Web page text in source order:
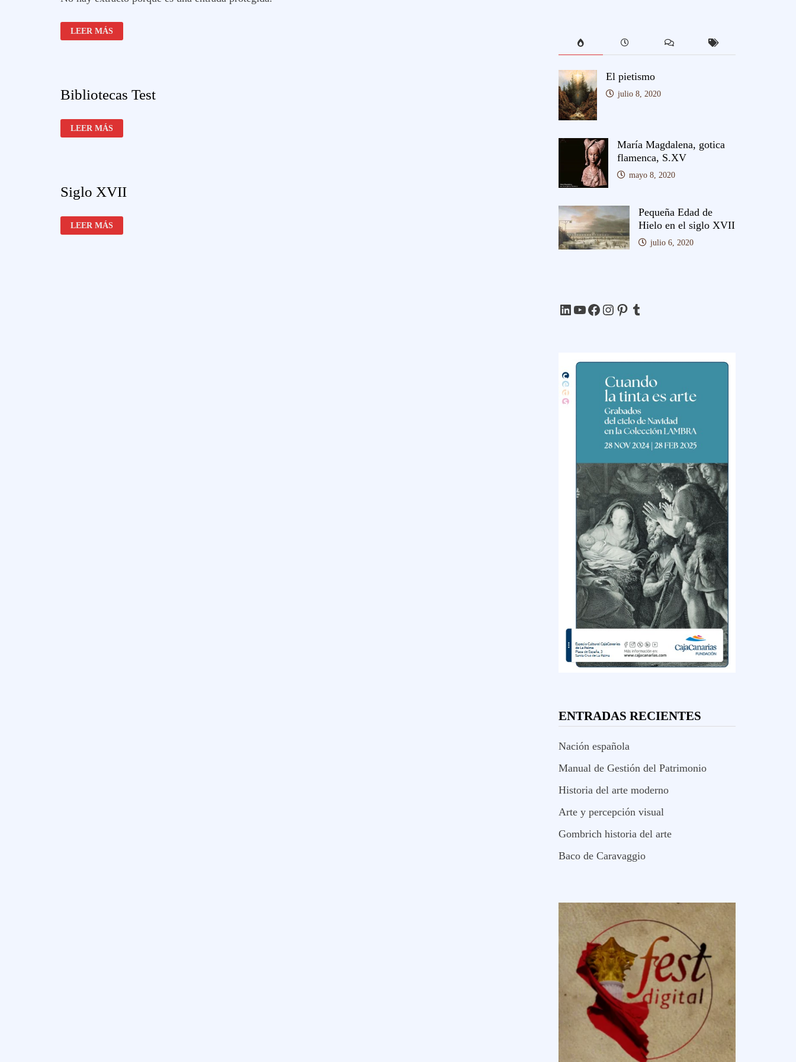
PROTEGIDO:
CATALOGACIÓN
AUTOMÁTICA
LEER MÁS
Bibliotecas Test
BIBLIOTECAS
TEST
LEER MÁS
Siglo XVII
SIGLO
XVII
LEER MÁS
El pietismo
julio 8, 2020
María Magdalena, gotica
flamenca, S.XV
mayo 8, 2020
Pequeña Edad de
Hielo en el siglo XVII
julio 6, 2020
LinkedIn
YouTube
Facebook
Instagram
Pinterest
Tumblr
ENTRADAS RECIENTES
Nación española
Manual de Gestión del Patrimonio
Historia del arte moderno
Arte y percepción visual
Gombrich historia del arte
Baco de Caravaggio